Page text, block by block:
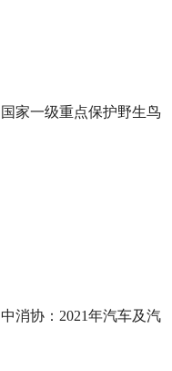
国家一级重点保护野生鸟
中消协：2021年汽车及汽